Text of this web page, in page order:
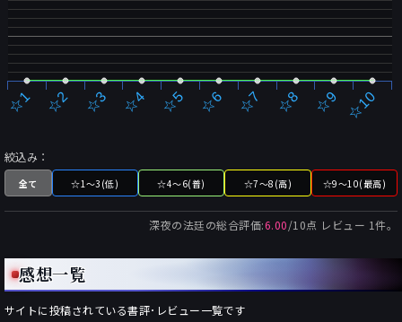
☆1 ☆2 ☆3 ☆4 ☆5 ☆6 ☆7 ☆8 ☆9 ☆10
絞込み：
全て ☆1～3(低) ☆4～6(普) ☆7～8(高) ☆9～10(最高)
深夜の法廷の総合評価:6.00/10点 レビュー 1件。
感想一覧
サイトに投稿されている書評･レビュー一覧です